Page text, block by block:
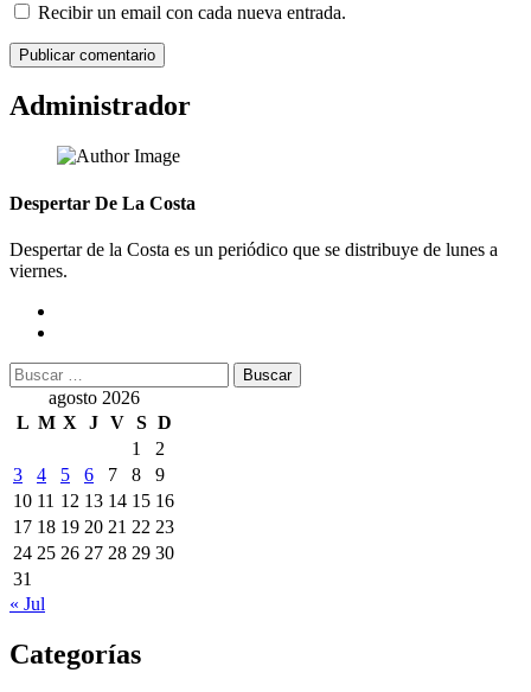
Recibir un email con cada nueva entrada.
Administrador
Despertar De La Costa
Despertar de la Costa es un periódico que se distribuye de lunes a
viernes.
Buscar:
agosto 2026
L M X J V S D
1
2
3
4 5 6 7 8
9
10 11 12 13 14 15 16
17 18 19 20 21 22 23
24 25 26 27 28 29 30
31
« Jul
Categorías